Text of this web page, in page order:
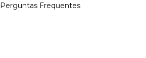
Perguntas Frequentes